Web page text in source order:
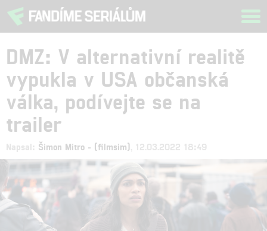
DMZ: V alternativní realitě
vypukla v USA občanská
válka, podívejte se na
trailer
Napsal: Šimon Mitro - (filmsim) , 12.03.2022 18:49